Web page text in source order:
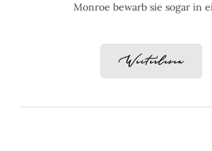
Monroe bewarb sie sogar in
Weiterlesen